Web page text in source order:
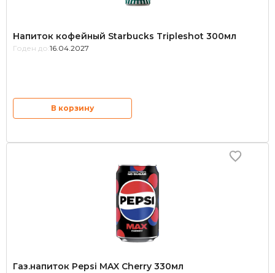
Напиток кофейный Starbucks Tripleshot 300мл
Годен до: 16.04.2027
В корзину
Газ.напиток Pepsi MAX Cherry 330мл